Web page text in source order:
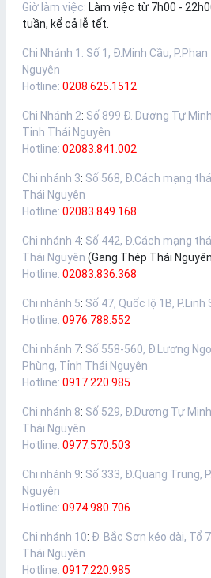
Giờ làm việc: Làm việc từ 7h00 -
tuần, kể cả lễ tết.
Chi Nhánh 1 : Số 1, Đ.Minh Cầu,
Nguyên
Hotline: 0208.625.1512
Chi Nhánh 2: Số 899 Đ. Dương Tự
Tỉnh Thái Nguyên
Hotline: 02083.841.002
Chi nhánh 3: Số 568, Đ.Cách mạng
Thái Nguyên
Hotline: 02083.849.168
Chi nhánh 4: Số 442, Đ.Cách mạng
Thái Nguyên (Gang Thép Thái
Hotline: 02083.836.368
Chi nhánh 5: Số 47, Quốc lộ 1B,
Hotline: 0976.788.552
Chi nhánh 7: Số 558-560, Đ.Lương
Phùng, Tỉnh Thái Nguyên
Hotline: 0917.220.985
Chi nhánh 8: Số 529, Đ.Dương Tự
Thái Nguyên
Hotline: 0977.570.503
Chi nhánh 9: Số 333, Đ.Quang Trung,
Nguyên
Hotline: 0974.980.706
Chi nhánh 10: Đ. Bắc Sơn kéo dài, Tổ
Thái Nguyên
Hotline: 0917.220.985